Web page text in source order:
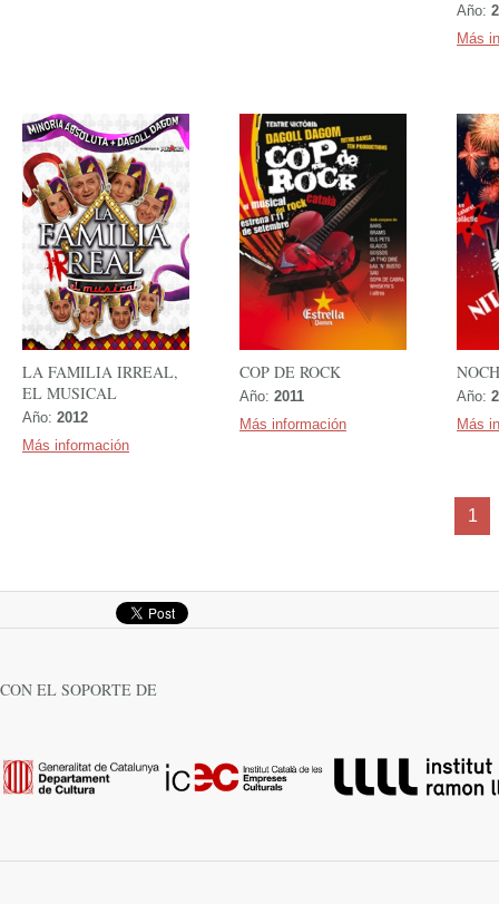
Año:
Más
LA FAMILIA IRREAL,
EL MUSICAL
Año: 2012
Más información
COP DE ROCK
Año: 2011
Más información
Año:
Más
1
CON EL SOPORTE DE